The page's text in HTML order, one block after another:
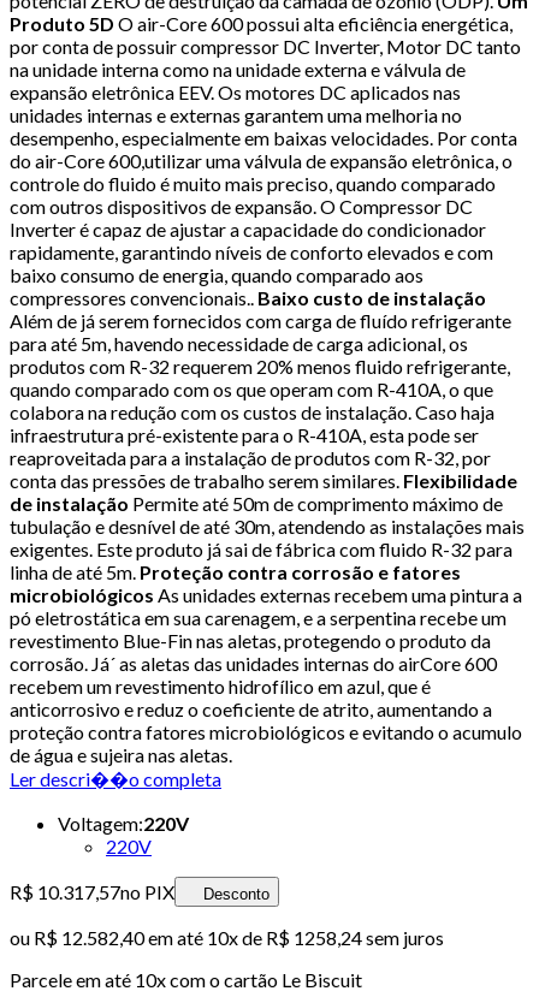
Produto 5D O air-Core 600 possui alta eficiência energética,
por conta de possuir compressor DC Inverter, Motor DC tanto
na unidade interna como na unidade externa e válvula de
expansão eletrônica EEV. Os motores DC aplicados nas
unidades internas e externas garantem uma melhoria no
desempenho, especialmente em baixas velocidades. Por conta
do air-Core 600,utilizar uma válvula de expansão eletrônica, o
controle do fluido é muito mais preciso, quando comparado
com outros dispositivos de expansão. O Compressor DC
Inverter é capaz de ajustar a capacidade do condicionador
rapidamente, garantindo níveis de conforto elevados e com
baixo consumo de energia, quando comparado aos
compressores convencionais.. Baixo custo de instalação
Além de já serem fornecidos com carga de fluído refrigerante
para até 5m, havendo necessidade de carga adicional, os
produtos com R-32 requerem 20% menos fluido refrigerante,
quando comparado com os que operam com R-410A, o que
colabora na redução com os custos de instalação. Caso haja
infraestrutura pré-existente para o R-410A, esta pode ser
reaproveitada para a instalação de produtos com R-32, por
conta das pressões de trabalho serem similares. Flexibilidade
de instalação Permite até 50m de comprimento máximo de
tubulação e desnível de até 30m, atendendo as instalações mais
exigentes. Este produto já sai de fábrica com fluido R-32 para
linha de até 5m. Proteção contra corrosão e fatores
microbiológicos As unidades externas recebem uma pintura a
pó eletrostática em sua carenagem, e a serpentina recebe um
revestimento Blue-Fin nas aletas, protegendo o produto da
corrosão. Já´ as aletas das unidades internas do airCore 600
recebem um revestimento hidrofílico em azul, que é
anticorrosivo e reduz o coeficiente de atrito, aumentando a
proteção contra fatores microbiológicos e evitando o acumulo
de água e sujeira nas aletas.
Ler descri��o completa
Voltagem:220V
220V
R$ 10.317,57no PIX Desconto
ou R$ 12.582,40em até 10x de R$ 1258,24 sem juros
Parcele em até 10x com o cartão Le Biscuit